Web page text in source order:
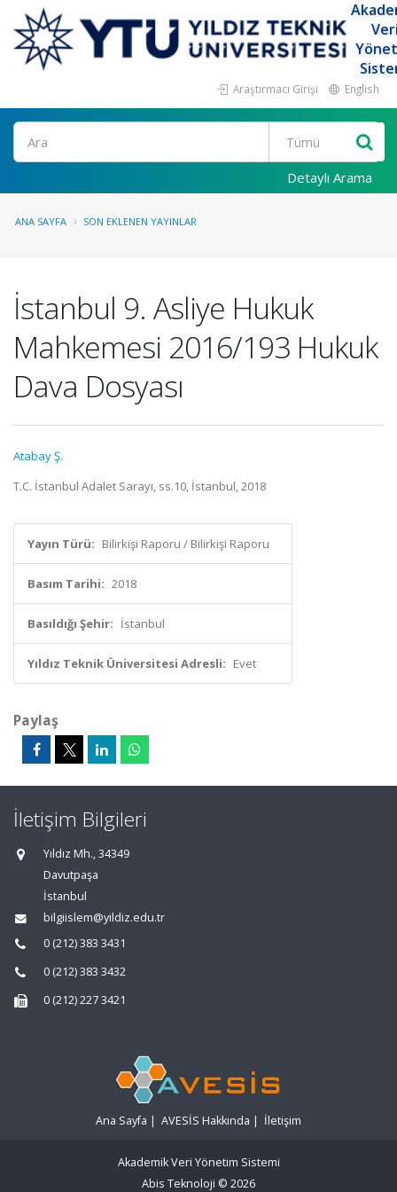
Araştırmacı Girişi English
Ara
Detaylı Arama
ANA SAYFA SON EKLENEN YAYINLAR
İstanbul 9. Asliye Hukuk
Mahkemesi 2016/193 Hukuk
Dava Dosyası
Atabay Ş.
T.C. İstanbul Adalet Sarayı, ss.10, İstanbul, 2018
Yayın Türü: Bilirkişi Raporu / Bilirkişi Raporu
Basım Tarihi: 2018
Basıldığı Şehir: İstanbul
Yıldız Teknik Üniversitesi Adresli: Evet
Paylaş
İletişim Bilgileri
Yıldız Mh., 34349
Davutpaşa
İstanbul
bilgiislem@yildiz.edu.tr
0 (212) 383 3431
0 (212) 383 3432
0 (212) 227 3421
Ana Sayfa | AVESİS Hakkında | İletişim
Akademik Veri Yönetim Sistemi
Abis Teknoloji © 2026